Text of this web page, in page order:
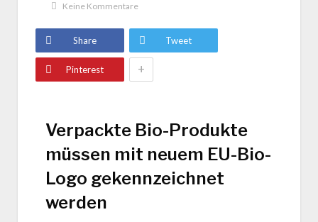
Keine Kommentare
Share Tweet
Pinterest +
Verpackte Bio-Produkte
müssen mit neuem EU-Bio-
Logo gekennzeichnet
werden